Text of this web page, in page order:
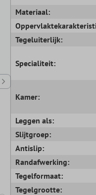
Materiaal:
Tegeluiterlijk:
Specialiteit:
Kamer:
Leggen als:
Slijtgroep:
Antislip:
Randafwerking:
Tegelformaat:
Tegelgrootte: